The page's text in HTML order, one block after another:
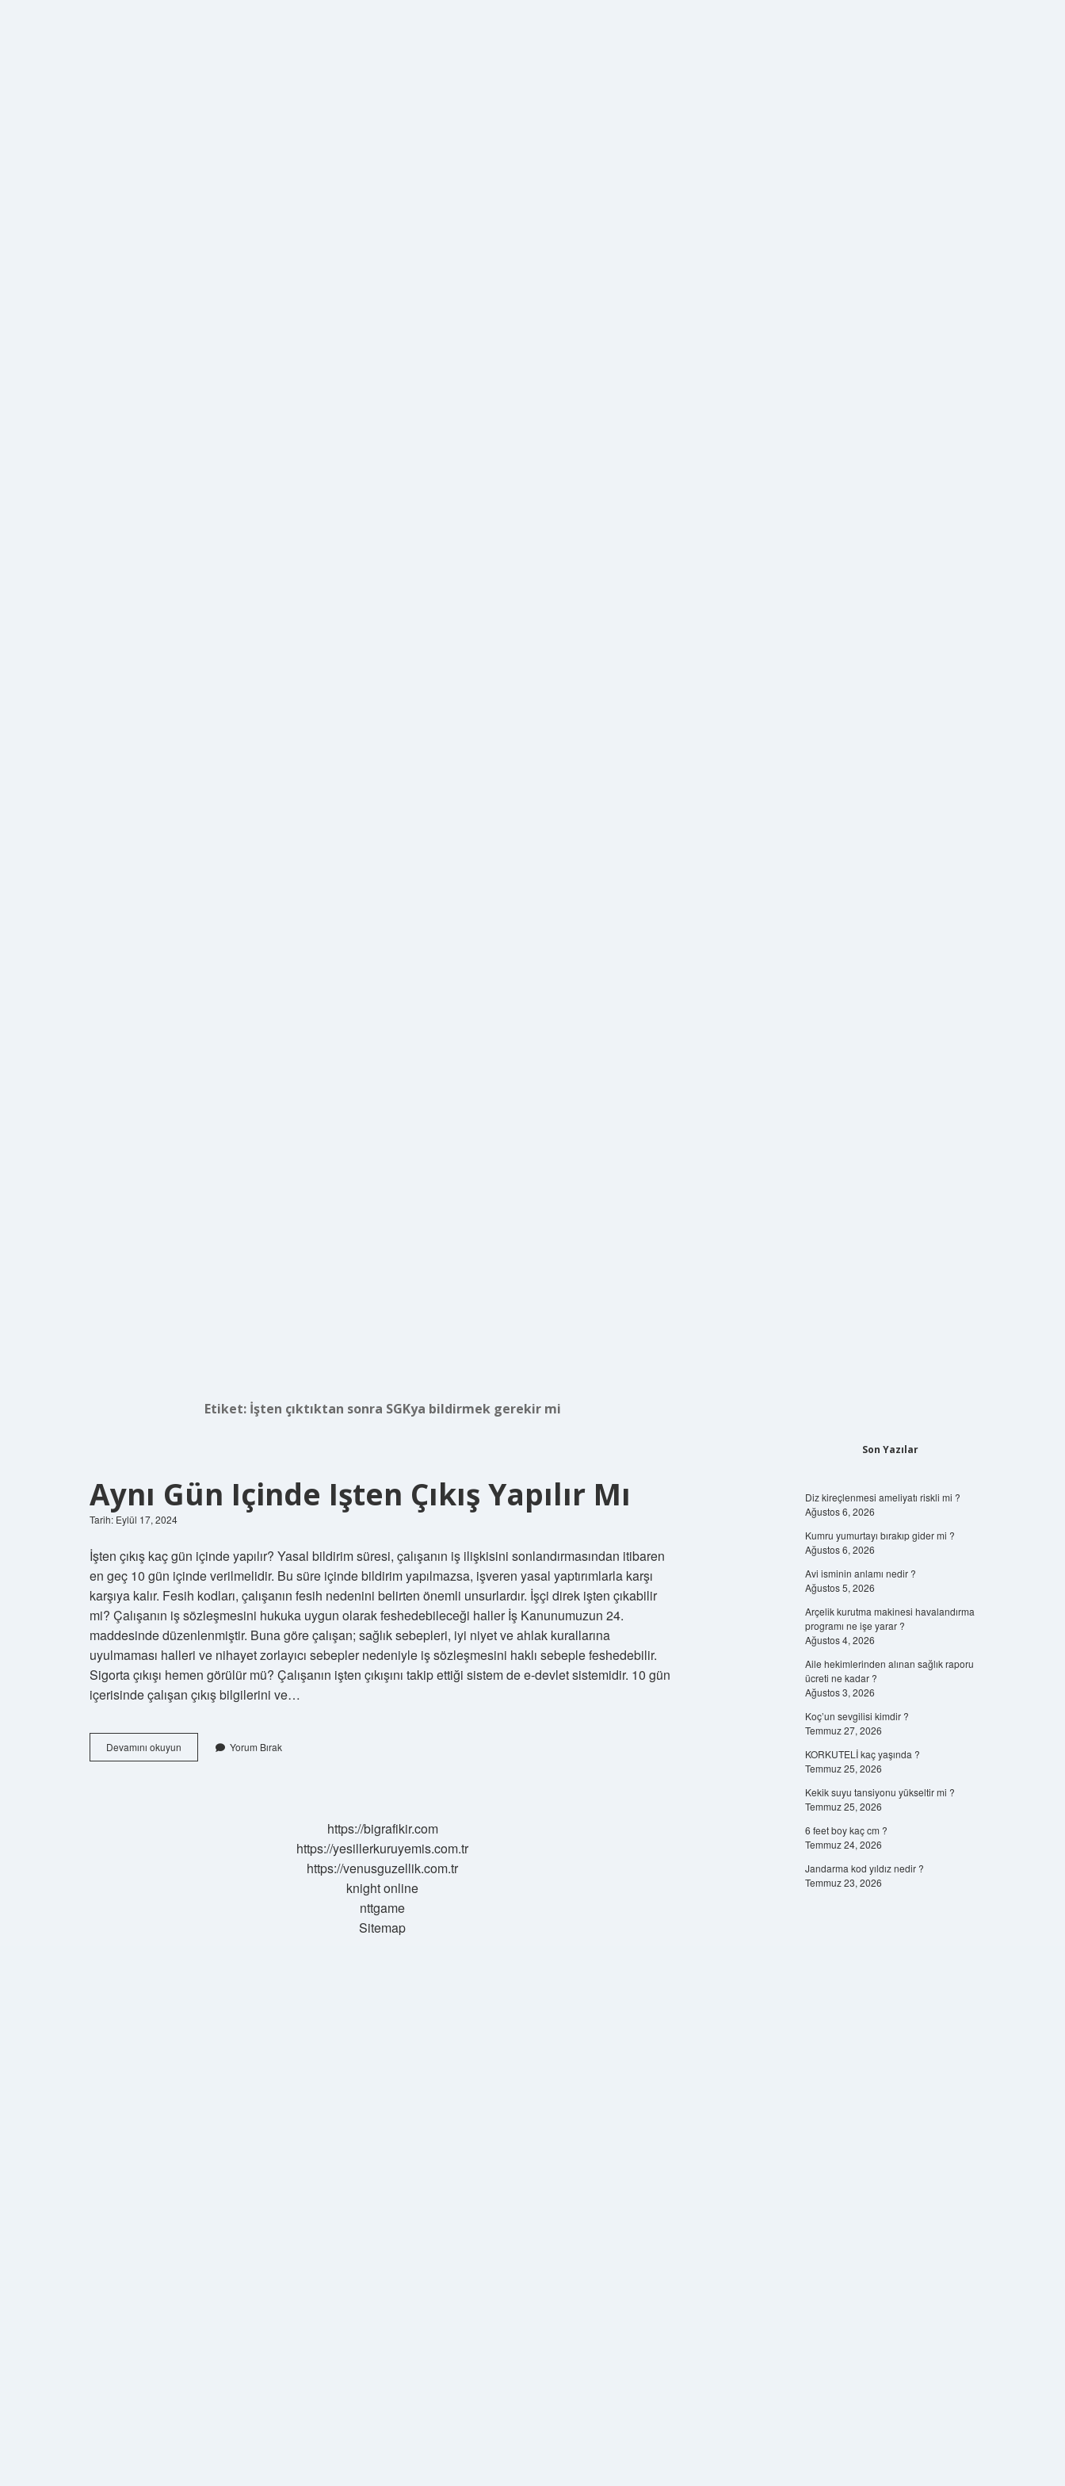
Etiket: İşten çıktıktan sonra SGKya bildirmek gerekir mi
Aynı Gün Içinde Işten Çıkış Yapılır Mı
Tarih: Eylül 17, 2024
İşten çıkış kaç gün içinde yapılır? Yasal bildirim süresi, çalışanın iş ilişkisini sonlandırmasından itibaren
en geç 10 gün içinde verilmelidir. Bu süre içinde bildirim yapılmazsa, işveren yasal yaptırımlarla karşı
karşıya kalır. Fesih kodları, çalışanın fesih nedenini belirten önemli unsurlardır. İşçi direk işten çıkabilir
mi? Çalışanın iş sözleşmesini hukuka uygun olarak feshedebileceği haller İş Kanunumuzun 24.
maddesinde düzenlenmiştir. Buna göre çalışan; sağlık sebepleri, iyi niyet ve ahlak kurallarına
uyulmaması halleri ve nihayet zorlayıcı sebepler nedeniyle iş sözleşmesini haklı sebeple feshedebilir.
Sigorta çıkışı hemen görülür mü? Çalışanın işten çıkışını takip ettiği sistem de e-devlet sistemidir. 10 gün
içerisinde çalışan çıkış bilgilerini ve…
Devamını okuyun
Gün
Yorum Bırak
https://bigrafikir.com
https://yesillerkuruyemis.com.tr
https://venusguzellik.com.tr
knight online
nttgame
Sitemap
Son Yazılar
Diz kireçlenmesi ameliyatı riskli mi ?
Ağustos 6, 2026
Kumru yumurtayı bırakıp gider mi ?
Ağustos 6, 2026
Avi isminin anlamı nedir ?
Ağustos 5, 2026
Arçelik kurutma makinesi havalandırma
programı ne işe yarar ?
Ağustos 4, 2026
Aile hekimlerinden alınan sağlık raporu
ücreti ne kadar ?
Ağustos 3, 2026
Koç’un sevgilisi kimdir ?
Temmuz 27, 2026
KORKUTELİ kaç yaşında ?
Temmuz 25, 2026
Kekik suyu tansiyonu yükseltir mi ?
Temmuz 25, 2026
6 feet boy kaç cm ?
Temmuz 24, 2026
Jandarma kod yıldız nedir ?
Temmuz 23, 2026